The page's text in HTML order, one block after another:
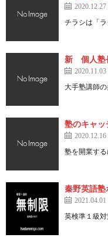
2020.12.27
チラシは「
新 個人塾
2020.11.03
大手塾講師
塾のキャッ
2020.12.16
塾を開業す
秦野英語
2021.04.01
英検準１級